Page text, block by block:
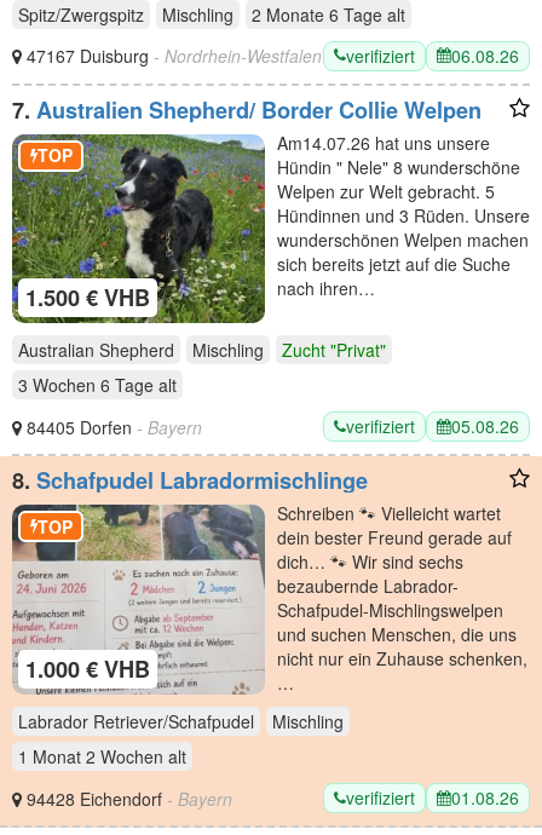
Spitz/Zwergspitz Mischling 2 Monate 6 Tage alt
47167 Duisburg - Nordrhein-Westfalen verifiziert 06.08.26
7. Australien Shepherd/ Border Collie Welpen
1.500 € VHB
TOP
Am14.07.26 hat uns unsere
Hündin " Nele" 8 wunderschöne
Welpen zur Welt gebracht. 5
Hündinnen und 3 Rüden. Unsere
wunderschönen Welpen machen
sich bereits jetzt auf die Suche
nach ihren…
Australian Shepherd Mischling
Zucht "Privat"
3 Wochen 6 Tage alt
84405 Dorfen - Bayern verifiziert 05.08.26
8. Schafpudel Labradormischlinge
1.000 € VHB
TOP
Schreiben 🐾 Vielleicht wartet
dein bester Freund gerade auf
dich… 🐾 Wir sind sechs
bezaubernde Labrador-
Schafpudel-Mischlingswelpen
und suchen Menschen, die uns
nicht nur ein Zuhause schenken,
…
Labrador Retriever/Schafpudel
Mischling
1 Monat 2 Wochen alt
94428 Eichendorf - Bayern verifiziert 01.08.26